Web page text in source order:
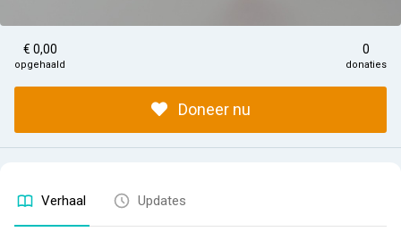
€ 0,00
opgehaald
0
donaties
Doneer nu
Verhaal Updates